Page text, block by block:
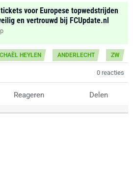
voor Europese topwedstrijden
en vertrouwd bij FCUpdate.nl
HEYLEN ANDERLECHT ZW
0 reacties
Reageren Delen